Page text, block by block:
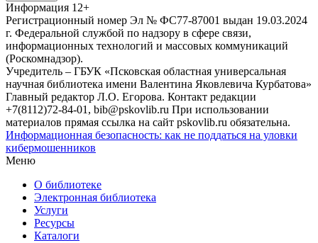
Информация 12+
Регистрационный номер Эл № ФС77-87001 выдан 19.03.2024
г. Федеральной службой по надзору в сфере связи,
информационных технологий и массовых коммуникаций
(Роскомнадзор).
Учредитель – ГБУК «Псковская областная универсальная
научная библиотека имени Валентина Яковлевича Курбатова»
Главный редактор Л.О. Егорова. Контакт редакции
+7(8112)72-84-01, bib@pskovlib.ru При использовании
материалов прямая ссылка на сайт pskovlib.ru обязательна.
Информационная безопасность: как не поддаться на уловки
кибермошенников
Меню
О библиотеке
Электронная библиотека
Услуги
Ресурсы
Каталоги